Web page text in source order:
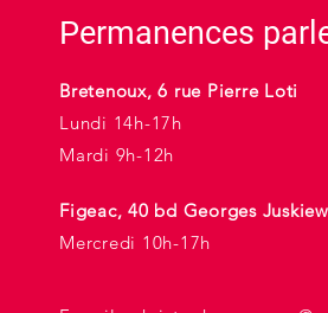
Permanences
Bretenoux, 6 rue Pierre Loti
Lundi 14h-17h
Mardi 9h-12h
Figeac, 40 bd Georges
Mercredi 10h-17h